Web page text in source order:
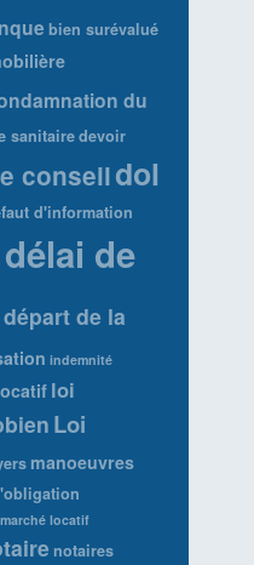
bien surévalué
du
sanitairedevoir
conseildol
d'information
délai de
départ de la
indemnité
loi
Loi
manoeuvres
marché locatif
notaires